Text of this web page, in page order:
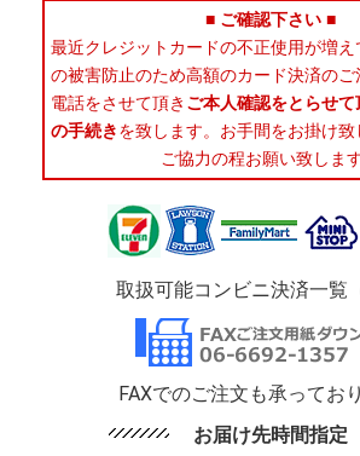
■ ご確認下さい ■
最近クレジットカードの不正使用が増
の被害防止のため高額のカード決済の
電話をさせて頂き ご本人確認をとらせ
の手続きを致します。お手間をお掛け致
ご協力の程お願い致します
取扱可能コンビニ決済一覧
FAXでのご注文も承ってお
お届け先時間指定